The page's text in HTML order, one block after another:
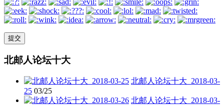
北邮人论坛十大
北邮人论坛十大_2018-03-
25 03/25
北邮人论坛十大_2018-03-